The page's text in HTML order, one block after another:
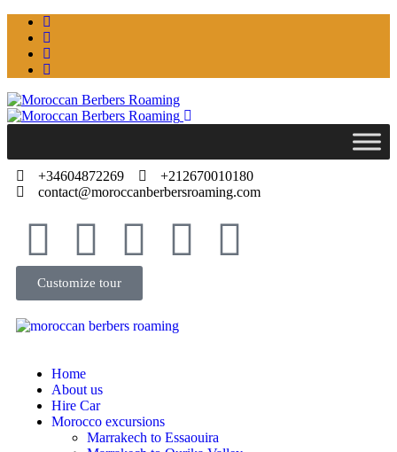
+34604872269
+212670010180
contact@moroccanberbersroaming.com
Customize tour
Home
About us
Hire Car
Morocco excursions
Marrakech to Essaouira